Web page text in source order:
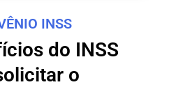
INSS
do INSS
o